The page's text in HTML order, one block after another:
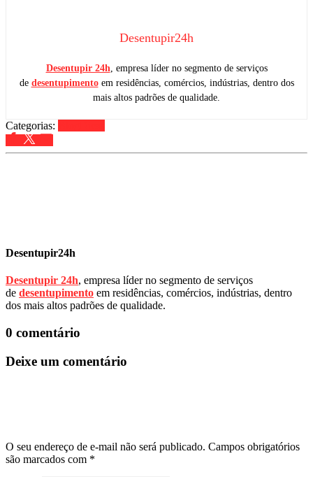
Desentupir24h
Desentupir 24h , empresa líder no segmento de serviços
de desentupimentoem residências, comércios, indústrias, dentro dos
mais altos padrões de qualidade.
Categorias:
Desentupir24h
Desentupir 24h, empresa líder no segmento de serviços
de desentupimento em residências, comércios, indústrias, dentro
dos mais altos padrões de qualidade.
0 comentário
Deixe um comentário
O seu endereço de e-mail não será publicado. Campos obrigatórios
são marcados com *